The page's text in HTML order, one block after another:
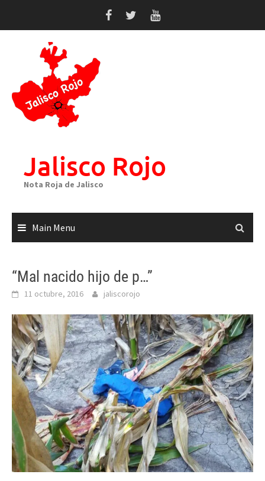
Jalisco Rojo
Nota Roja de Jalisco
Main Menu
“Mal nacido hijo de p…”
11 octubre, 2016 jaliscorojo